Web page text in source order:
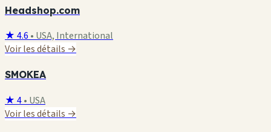
Headshop.com
★ 4.6 • USA, International
Voir les détails →
SMOKEA
★ 4• USA
Voir les détails →